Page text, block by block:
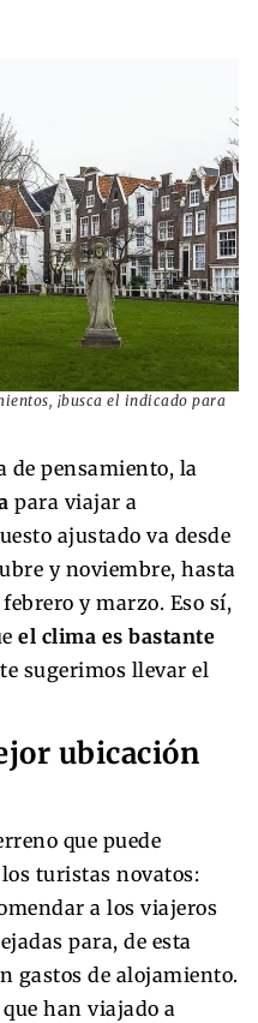
¡busca el indicado para
de pensamiento, la
para viajar a
ajustado va desde
y noviembre, hasta
y marzo. Eso sí,
el clima es bastante
sugerimos llevar el
ubicación
que puede
turistas novatos:
a los viajeros
para, de esta
gastos de alojamiento.
han viajado a